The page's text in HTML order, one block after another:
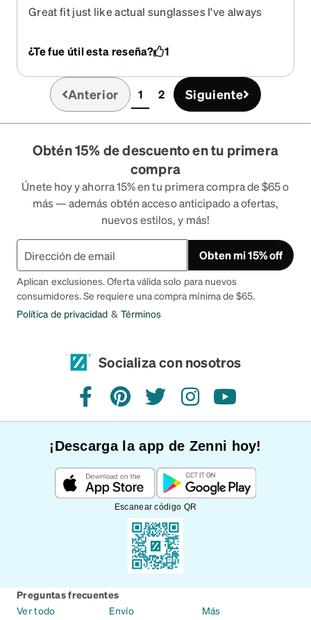
Great fit just like actual sunglasses I've always
option but having these as a prescription pair of
sunglasses I love em!
¿Te fue útil esta reseña? 1
Anterior 1(current)
2 Siguiente
Obtén 15% de descuento en tu primera
compra
Únete hoy y ahorra 15% en tu primera compra de $65 o
más — además obtén acceso anticipado a ofertas,
nuevos estilos, y más!
Obten mi 15% off
Aplican exclusiones. Oferta válida solo para nuevos
consumidores. Se requiere una compra mínima de $65.
Política de privacidad & Términos
Socializa con nosotros
FacebookPinterestTwitterInstagramYouTube
¡Descarga la app de Zenni hoy!
Escanear código QR
Preguntas frecuentes
Ver todo
Envío
Más